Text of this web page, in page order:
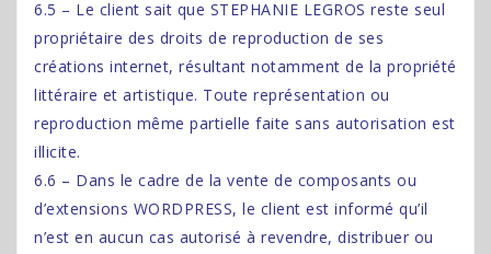
6.5 – Le client sait que STEPHANIE LEGROS reste seul
propriétaire des droits de reproduction de ses
créations internet, résultant notamment de la propriété
littéraire et artistique. Toute représentation ou
reproduction même partielle faite sans autorisation est
illicite.
6.6 – Dans le cadre de la vente de composants ou
d’extensions WORDPRESS, le client est informé qu’il
n’est en aucun cas autorisé à revendre, distribuer ou